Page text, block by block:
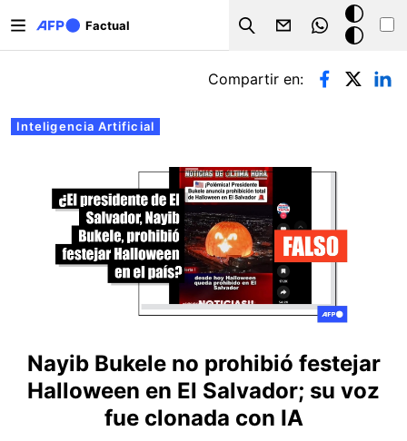
Factual
Search
Modo
oscuro
Solapas principales
Inteligencia Artificial
Compartir en:
Nayib Bukele no prohibió festejar
Halloween en El Salvador; su voz
fue clonada con IA